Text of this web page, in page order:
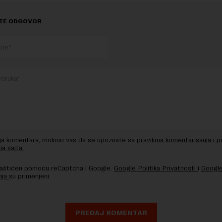
ODGOVOR
komentara, molimo vas da se upoznate sa pravilima komentarisanja i
sajta.
pomocu reCaptcha i Google. Google Politika Privatnosti i
su primenjeni.